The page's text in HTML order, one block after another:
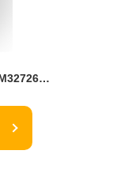
【未使用 展示品】LOUIS VUITTON ルイ ヴィトン M32726 ロマン PM タイガ ノワール ブラック メッセンジャー ショルダーバッグ 斜め掛け レザー シルバー金具 箱付